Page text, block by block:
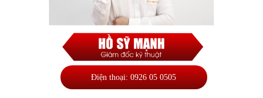
Điện thoại: 0926 05 0505